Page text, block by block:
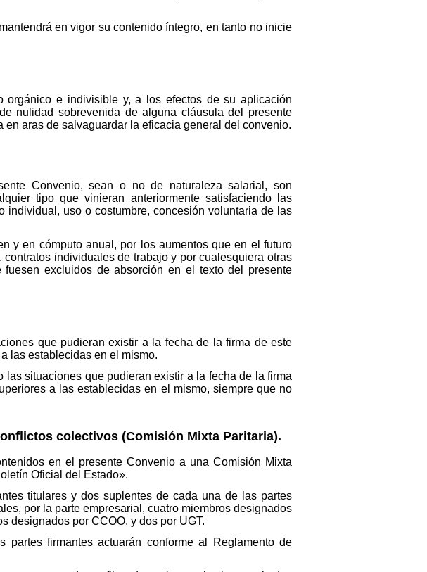
en vigor su contenido íntegro, en tanto no inicie
orgánico e indivisible y, a los efectos de su aplicación
nulidad sobrevenida de alguna cláusula del presente
aras de salvaguardar la eficacia general del convenio.
Convenio, sean o no de naturaleza salarial, son
tipo que vinieran anteriormente satisfaciendo las
individual, uso o costumbre, concesión voluntaria de las
y en cómputo anual, por los aumentos que en el futuro
individuales de trabajo y por cualesquiera otras
excluidos de absorción en el texto del presente
que pudieran existir a la fecha de la firma de este
las establecidas en el mismo.
situaciones que pudieran existir a la fecha de la firma
a las establecidas en el mismo, siempre que no
colectivos (Comisión Mixta Paritaria).
en el presente Convenio a una Comisión Mixta
Oficial del Estado».
titulares y dos suplentes de cada una de las partes
por la parte empresarial, cuatro miembros designados
designados por CCOO, y dos por UGT.
firmantes actuarán conforme al Reglamento de